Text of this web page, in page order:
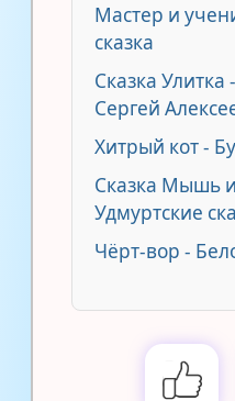
Мастер и
сказка
Сказка Улитка
Сергей
Хитрый кот -
Сказка Мышь
Удмуртские
Чёрт-вор -